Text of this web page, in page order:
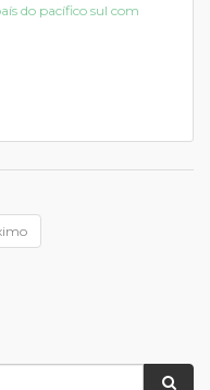
do pacífico sul com